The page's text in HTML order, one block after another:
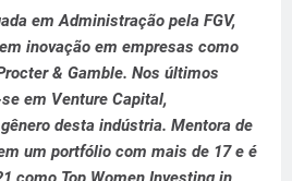
em Administração pela FGV,
inovação em empresas como
& Gamble. Nos últimos
em Venture Capital,
desta indústria. Mentora de
um portfólio com mais de 17 e é